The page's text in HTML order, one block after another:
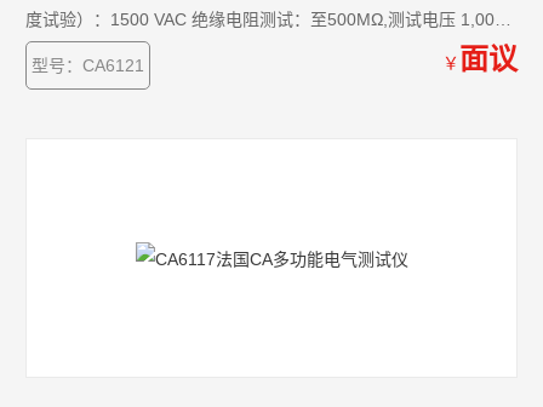
度试验）：1500 VAC 绝缘电阻测试：至500MΩ,测试电压 1,000V
DC，导通性测试：0 至2 Ω,测试电流 I 10A。
型号：CA6121
￥ 面议